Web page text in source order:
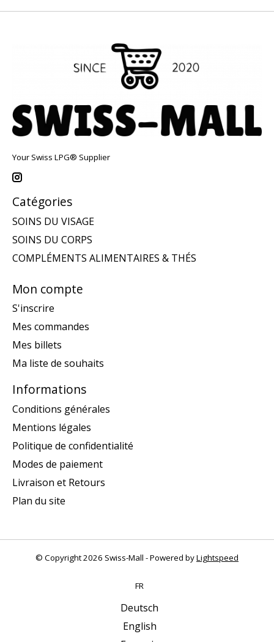
Your Swiss LPG® Supplier
Catégories
SOINS DU VISAGE
SOINS DU CORPS
COMPLÉMENTS ALIMENTAIRES & THÉS
Mon compte
S'inscrire
Mes commandes
Mes billets
Ma liste de souhaits
Informations
Conditions générales
Mentions légales
Politique de confidentialité
Modes de paiement
Livraison et Retours
Plan du site
© Copyright 2026 Swiss-Mall - Powered byLightspeed
FR
Deutsch
English